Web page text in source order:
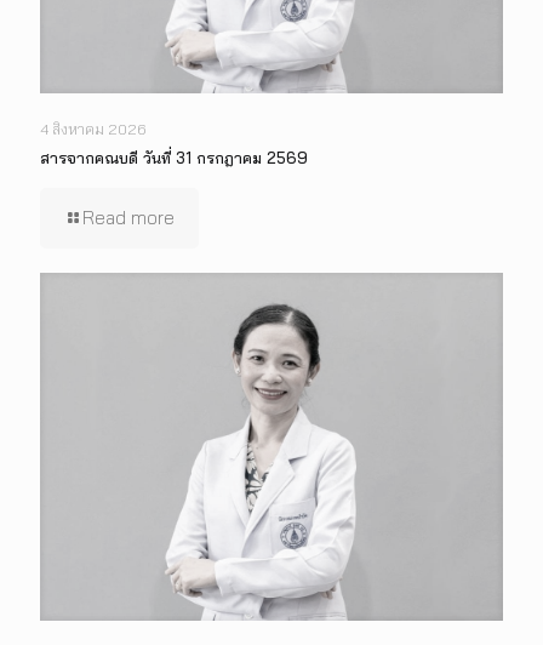
4 สิงหาคม 2026
สารจากคณบดี วันที่ 31 กรกฎาคม 2569
Read more